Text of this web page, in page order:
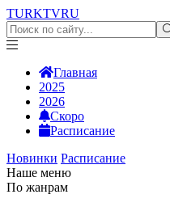
TURKTVRU
Главная
2025
2026
Скоро
Расписание
Новинки Расписание
Наше меню
По жанрам